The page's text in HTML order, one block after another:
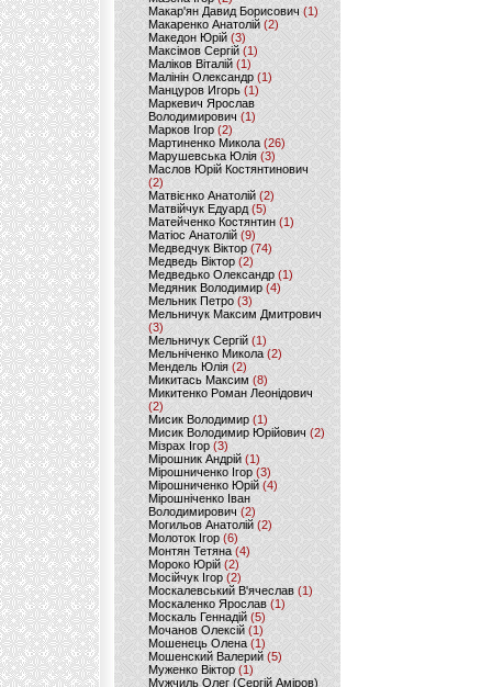
Макар'ян Давид Борисович(1)
Макаренко Анатолій (2)
Македон Юрій(3)
Максімов Сергій (1)
Маліков Віталій (1)
Малінін Олександр (1)
Манцуров Игорь (1)
Маркевич Ярослав
Володимирович (1)
Марков Ігор (2)
Мартиненко Микола (26)
Марушевська Юлія (3)
Маслов Юрій Костянтинович
(2)
Матвієнко Анатолій (2)
Матвійчук Едуард(5)
Матейченко Костянтин (1)
Матіос Анатолій (9)
Медведчук Віктор(74)
Медведь Віктор (2)
Медведько Олександр (1)
Медяник Володимир(4)
Мельник Петро (3)
Мельничук Максим Дмитрович
(3)
Мельничук Сергій (1)
Мельніченко Микола (2)
Мендель Юлія (2)
Микитась Максим (8)
Микитенко Роман Леонідович
(2)
Мисик Володимир (1)
Мисик Володимир Юрійович(2)
Мізрах Ігор(3)
Мірошник Андрій(1)
Мірошниченко Ігор (3)
Мірошниченко Юрій(4)
Мірошніченко Іван
Володимирович (2)
Могильов Анатолій (2)
Молоток Ігор (6)
Монтян Тетяна (4)
Мороко Юрій(2)
Мосійчук Ігор (2)
Москалевський В'ячеслав (1)
Москаленко Ярослав (1)
Москаль Геннадій (5)
Мочанов Олексій(1)
Мошенець Олена(1)
Мошенский Валерий (5)
Муженко Віктор (1)
Мужчиль Олег (Сергій Аміров)